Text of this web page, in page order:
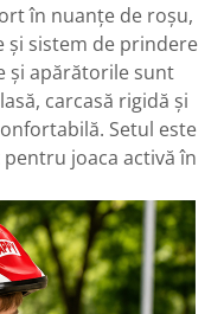
în nuanțe de roșu,
și sistem de prindere
și apărătorile sunt
carcasă rigidă și
Setul este
joaca activă în